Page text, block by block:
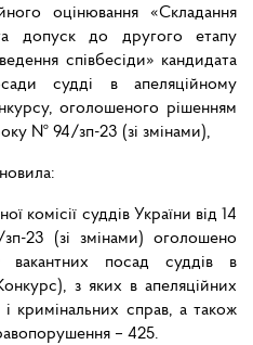
оцінювання «Складання
та допуск до другого етапу
співбесіди» кандидата
судді в апеляційному
оголошеного рішенням
№ 94/зп-23 (зі змінами),
комісії суддів України від 14
23 (зі змінами) оголошено
вакантних посад суддів в
з яких в апеляційних
і кримінальних справ, а також
– 425.